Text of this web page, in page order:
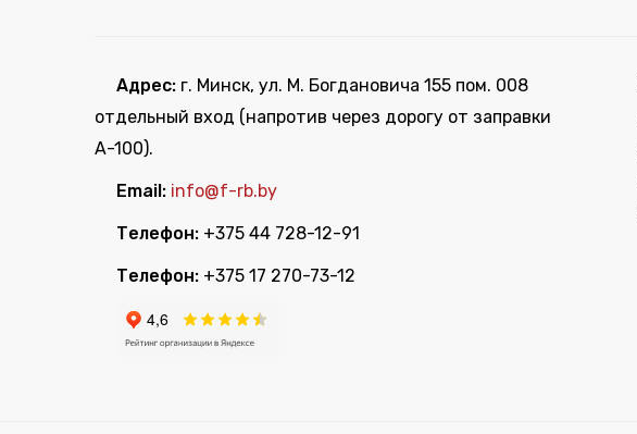
Адрес: г. Минск, ул. М. Богдановича 155 пом. 008
отдельный вход (напротив через дорогу от заправки
А-100).
Email: info@f-rb.by
Телефон: +375 44 728-12-91
Телефон: +375 17 270-73-12